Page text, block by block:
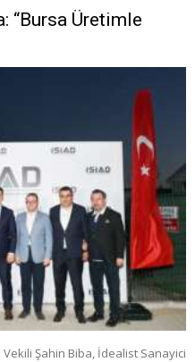
“Bursa Üretimle
Şahin Biba, İdealist Sanayici